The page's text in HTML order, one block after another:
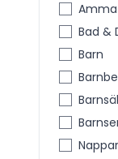
Bad &
Barn
Nappar